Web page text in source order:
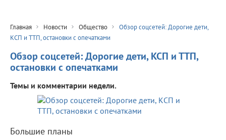
Главная Новости Общество
Обзор соцсетей: Дорогие дети,
КСП и ТТП, остановки с опечатками
Обзор соцсетей: Дорогие дети, КСП и ТТП,
остановки с опечатками
Темы и комментарии недели.
Большие планы